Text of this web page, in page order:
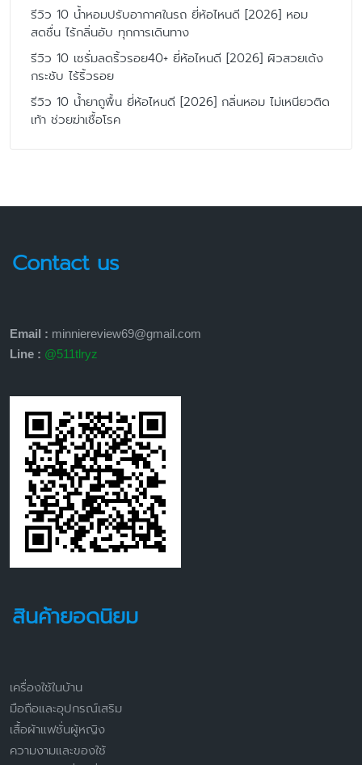
รีวิว 10 น้ำหอมปรับอากาศในรถ ยี่ห้อไหนดี [2026] หอม
สดชื่น ไร้กลิ่นอับ ทุกการเดินทาง
รีวิว 10 เซรั่มลดริ้วรอย40+ ยี่ห้อไหนดี [2026] ผิวสวยเด้ง
กระชับ ไร้ริ้วรอย
รีวิว 10 น้ำยาถูพื้น ยี่ห้อไหนดี [2026] กลิ่นหอม ไม่เหนียวติด
เท้า ช่วยฆ่าเชื้อโรค
Contact us
Email : minniereview69@gmail.com
Line : @511tlryz
สินค้ายอดนิยม
เครื่องใช้ในบ้าน
มือถือและอุปกรณ์เสริม
เสื้อผ้าแฟชั่นผู้หญิง
ความงามและของใช้